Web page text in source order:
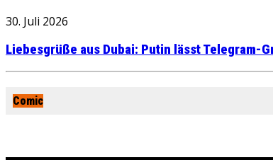
30. Juli 2026
Liebesgrüße aus Dubai: Putin lässt Telegram-
Comic